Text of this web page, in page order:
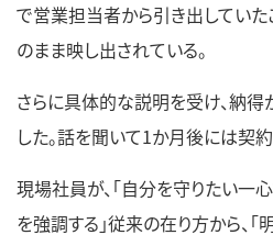
で営業担当者から引き出していた
のまま映し出されている。
さらに具体的な説明を受け、納得
した。話を聞いて1か月後には契
現場社員が、「自分を守りたい一
を強調する」従来の在り方から、